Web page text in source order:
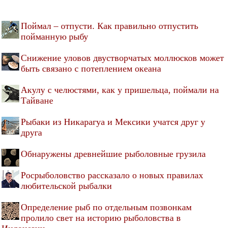
Поймал – отпусти. Как правильно отпустить
пойманную рыбу
Снижение уловов двустворчатых моллюсков может
быть связано с потеплением океана
Акулу с челюстями, как у пришельца, поймали на
Тайване
Рыбаки из Никарагуа и Мексики учатся друг у
друга
Обнаружены древнейшие рыболовные грузила
Росрыболовство рассказало о новых правилах
любительской рыбалки
Определение рыб по отдельным позвонкам
пролило свет на историю рыболовства в